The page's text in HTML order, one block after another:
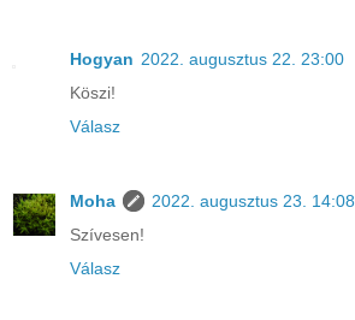
Hogyan 2022. augusztus 22. 23:00
Köszi!
Válasz
Moha
2022. augusztus 23. 14:08
Szívesen!
Válasz